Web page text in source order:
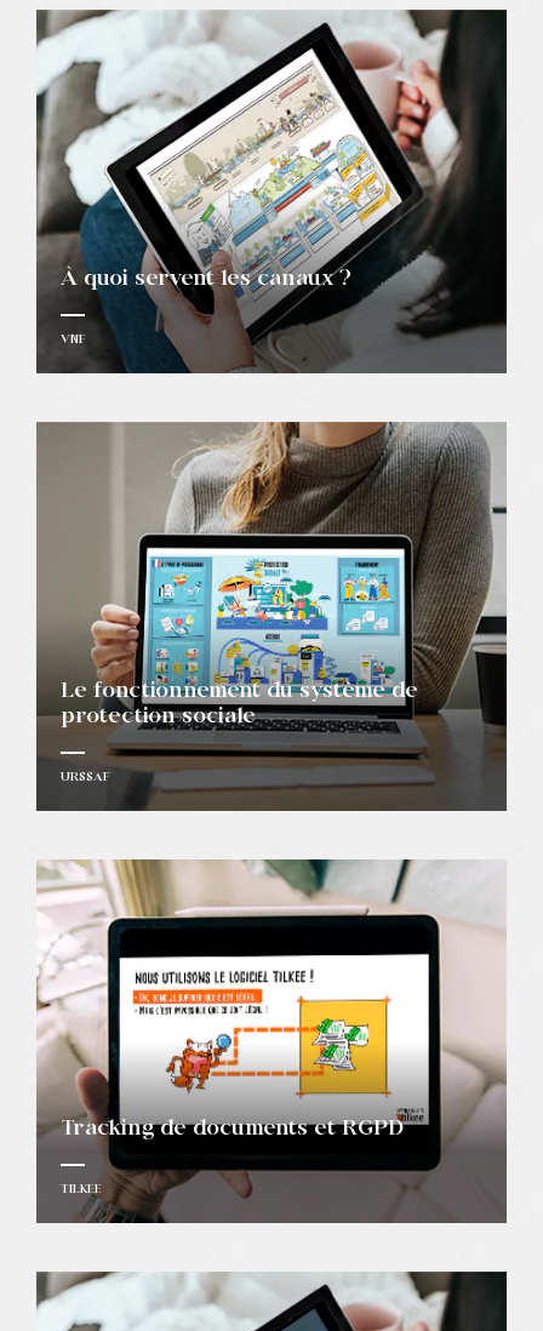
À quoi servent les canaux ?
VNF
Le fonctionnement du système de
protection sociale
URSSAF
Tracking de documents et RGPD
TILKEE